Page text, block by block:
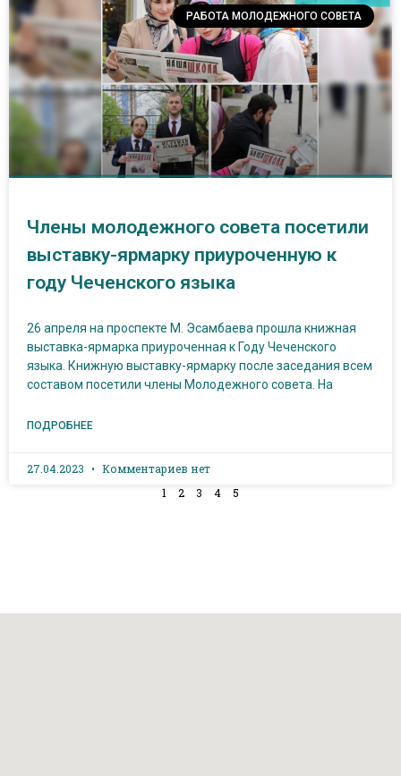
РАБОТА МОЛОДЕЖНОГО СОВЕТА
Члены молодежного совета посетили
выставку-ярмарку приуроченную к
году Чеченского языка
26 апреля на проспекте М. Эсамбаева прошла книжная
выставка-ярмарка приуроченная к Году Чеченского
языка. Книжную выставку-ярмарку после заседания всем
составом посетили члены Молодежного совета. На
ПОДРОБНЕЕ
27.04.2023
Комментариев нет
1
2 3 4 5